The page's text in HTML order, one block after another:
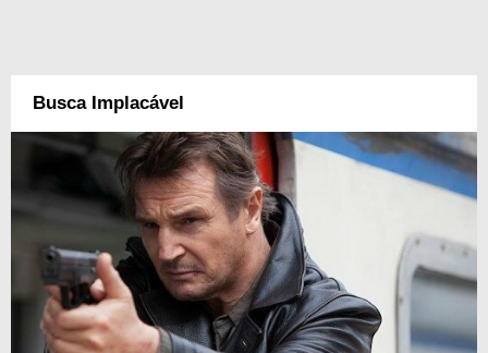
Busca Implacável